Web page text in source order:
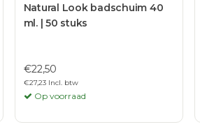
Natural Look badschuim 40
ml. | 50 stuks
€22,50
€27,23 Incl. btw
Op voorraad